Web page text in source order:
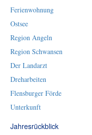
Ferienwohnung
Ostsee
Region Angeln
Region Schwansen
Der Landarzt
Dreharbeiten
Flensburger Förde
Unterkunft
Jahresrückblick